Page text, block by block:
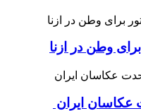
برای وطن در ازنا
عکاسان ایران